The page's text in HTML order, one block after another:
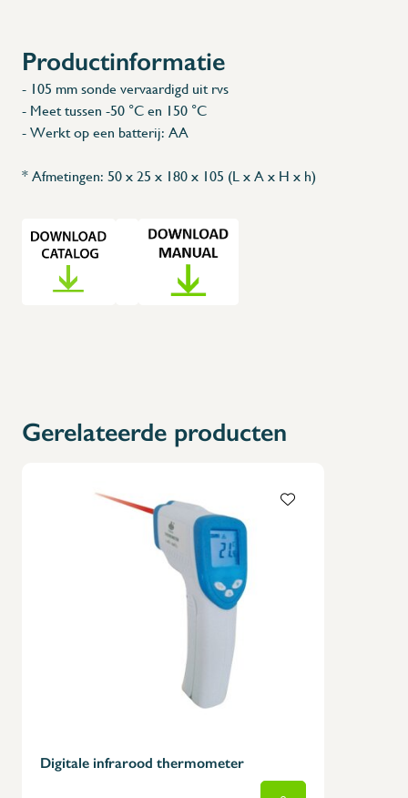
Productinformatie
- 105 mm sonde vervaardigd uit rvs
- Meet tussen -50 °C en 150 °C
- Werkt op een batterij: AA
* Afmetingen: 50 x 25 x 180 x 105 (L x A x H x h)
Gerelateerde producten
Digitale infrarood thermometer